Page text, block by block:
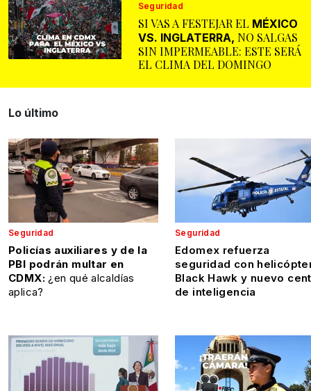
Seguridad
SI VAS A FESTEJAR EL MÉXICO
VS. INGLATERRA, NO SALGAS
SIN IMPERMEABLE: ESTE SERÁ
EL CLIMA DEL DOMINGO
Lo último
Seguridad
Policías auxiliares y de la
PBI podrán multar en
CDMX:¿en qué alcaldías
aplica?
Seguridad
Edomex refuerza
seguridad con
Black Hawk y nuevo
de inteligencia